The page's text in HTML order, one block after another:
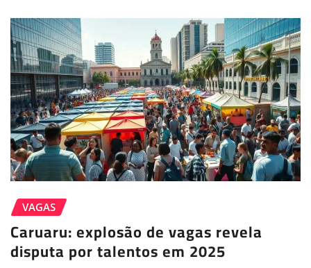
VAGAS
Caruaru: explosão de vagas revela
disputa por talentos em 2025